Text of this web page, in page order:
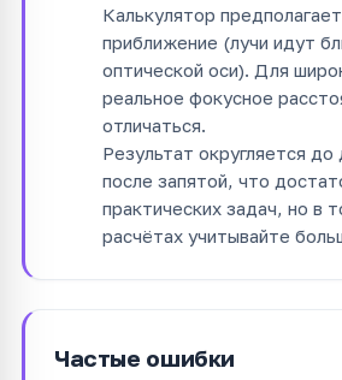
Калькулятор
приближение (лучи идут
оптической оси). Для
реальное фокусное
отличаться.
Результат округляется до
после запятой, что
практических задач, но в
расчётах учитывайте
Частые ошибки